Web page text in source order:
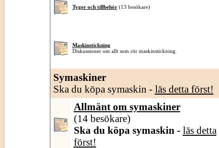
Tyger och tillbehör (13 besökare)
Maskinstickning
Diskussioner om allt som rör maskinstickning.
Symaskiner
Ska du köpa symaskin - läs detta först!
Allmänt om symaskiner
(14 besökare)
Ska du köpa symaskin - läs detta
först!